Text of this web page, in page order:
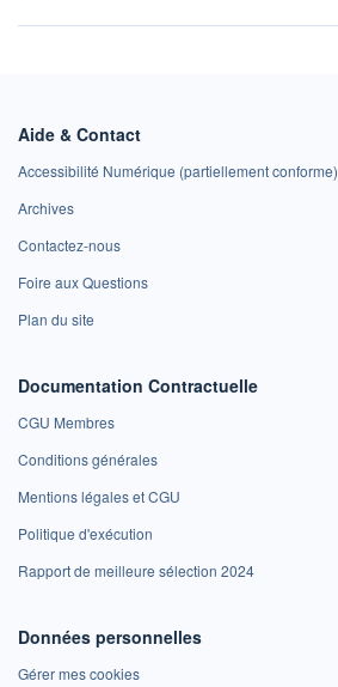
Aide & Contact
Accessibilité Numérique (partiellement conforme)
Archives
Contactez-nous
Foire aux Questions
Plan du site
Documentation Contractuelle
CGU Membres
Conditions générales
Mentions légales et CGU
Politique d'exécution
Rapport de meilleure sélection 2024
Données personnelles
Gérer mes cookies